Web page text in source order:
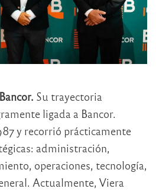
Su trayectoria
ligada a Bancor.
y recorrió prácticamente
administración,
operaciones, tecnología,
Actualmente, Viera